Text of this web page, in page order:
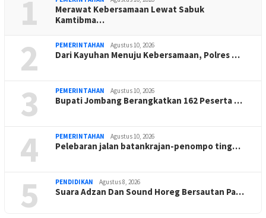
1
Merawat Kebersamaan Lewat Sabuk
Kamtibma…
2 PEMERINTAHAN Agustus 10, 2026
Dari Kayuhan Menuju Kebersamaan, Polres …
3 PEMERINTAHAN Agustus 10, 2026
Bupati Jombang Berangkatkan 162 Peserta …
4 PEMERINTAHAN Agustus 10, 2026
Pelebaran jalan batankrajan-penompo ting…
5 PENDIDIKAN Agustus 8, 2026
Suara Adzan Dan Sound Horeg Bersautan Pa…